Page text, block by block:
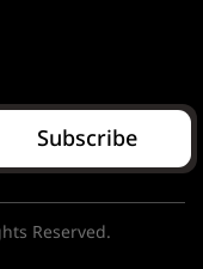
Subscribe
Reserved.